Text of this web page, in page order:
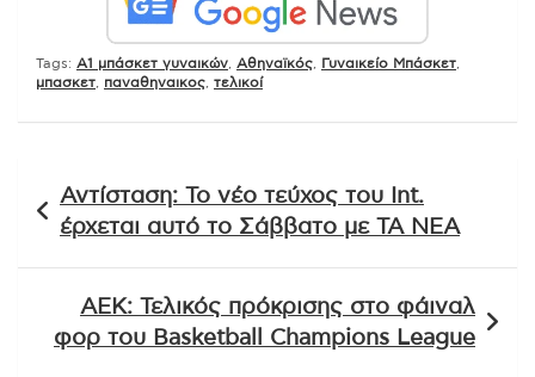
Tags: Α1 μπάσκετ γυναικών Αθηναϊκός Γυναικείο Μπάσκετ
μπασκετ
παναθηναικος τελικοί
άρθρων
Αντίσταση: Το νέο τεύχος του Int.
έρχεται αυτό το Σάββατο με ΤΑ ΝΕΑ
ΑΕΚ: Τελικός πρόκρισης στο φάιναλ
φορ του Basketball Champions League